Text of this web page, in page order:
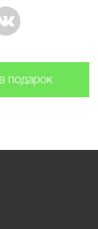
подарок